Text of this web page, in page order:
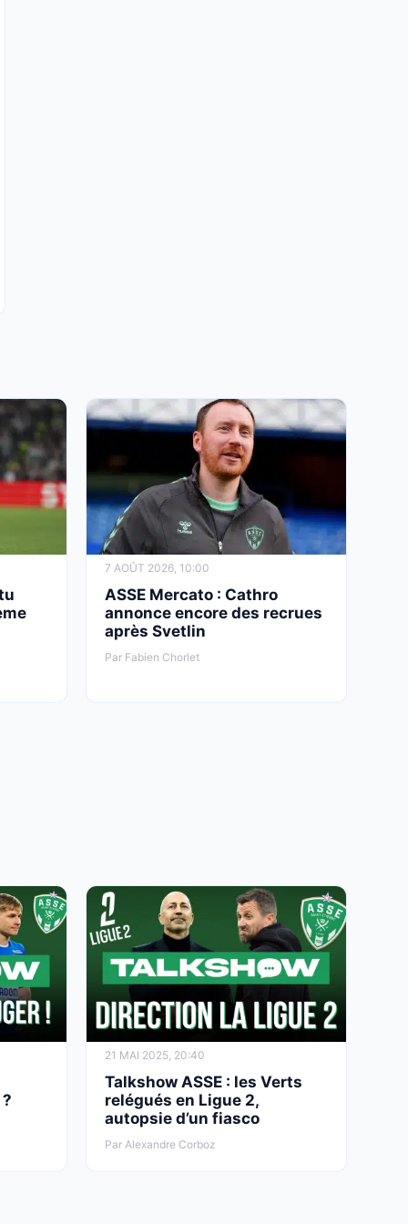
7 AOÛT 2026, 10:00
ASSE Mercato : Cathro
annonce encore des recrues
après Svetlin
Par Fabien Chorlet
21 MAI 2025, 20:40
Talkshow ASSE : les Verts
relégués en Ligue 2,
autopsie d’un fiasco
Par Alexandre Corboz